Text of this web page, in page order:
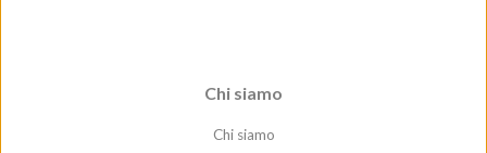
Chi siamo
Chi siamo